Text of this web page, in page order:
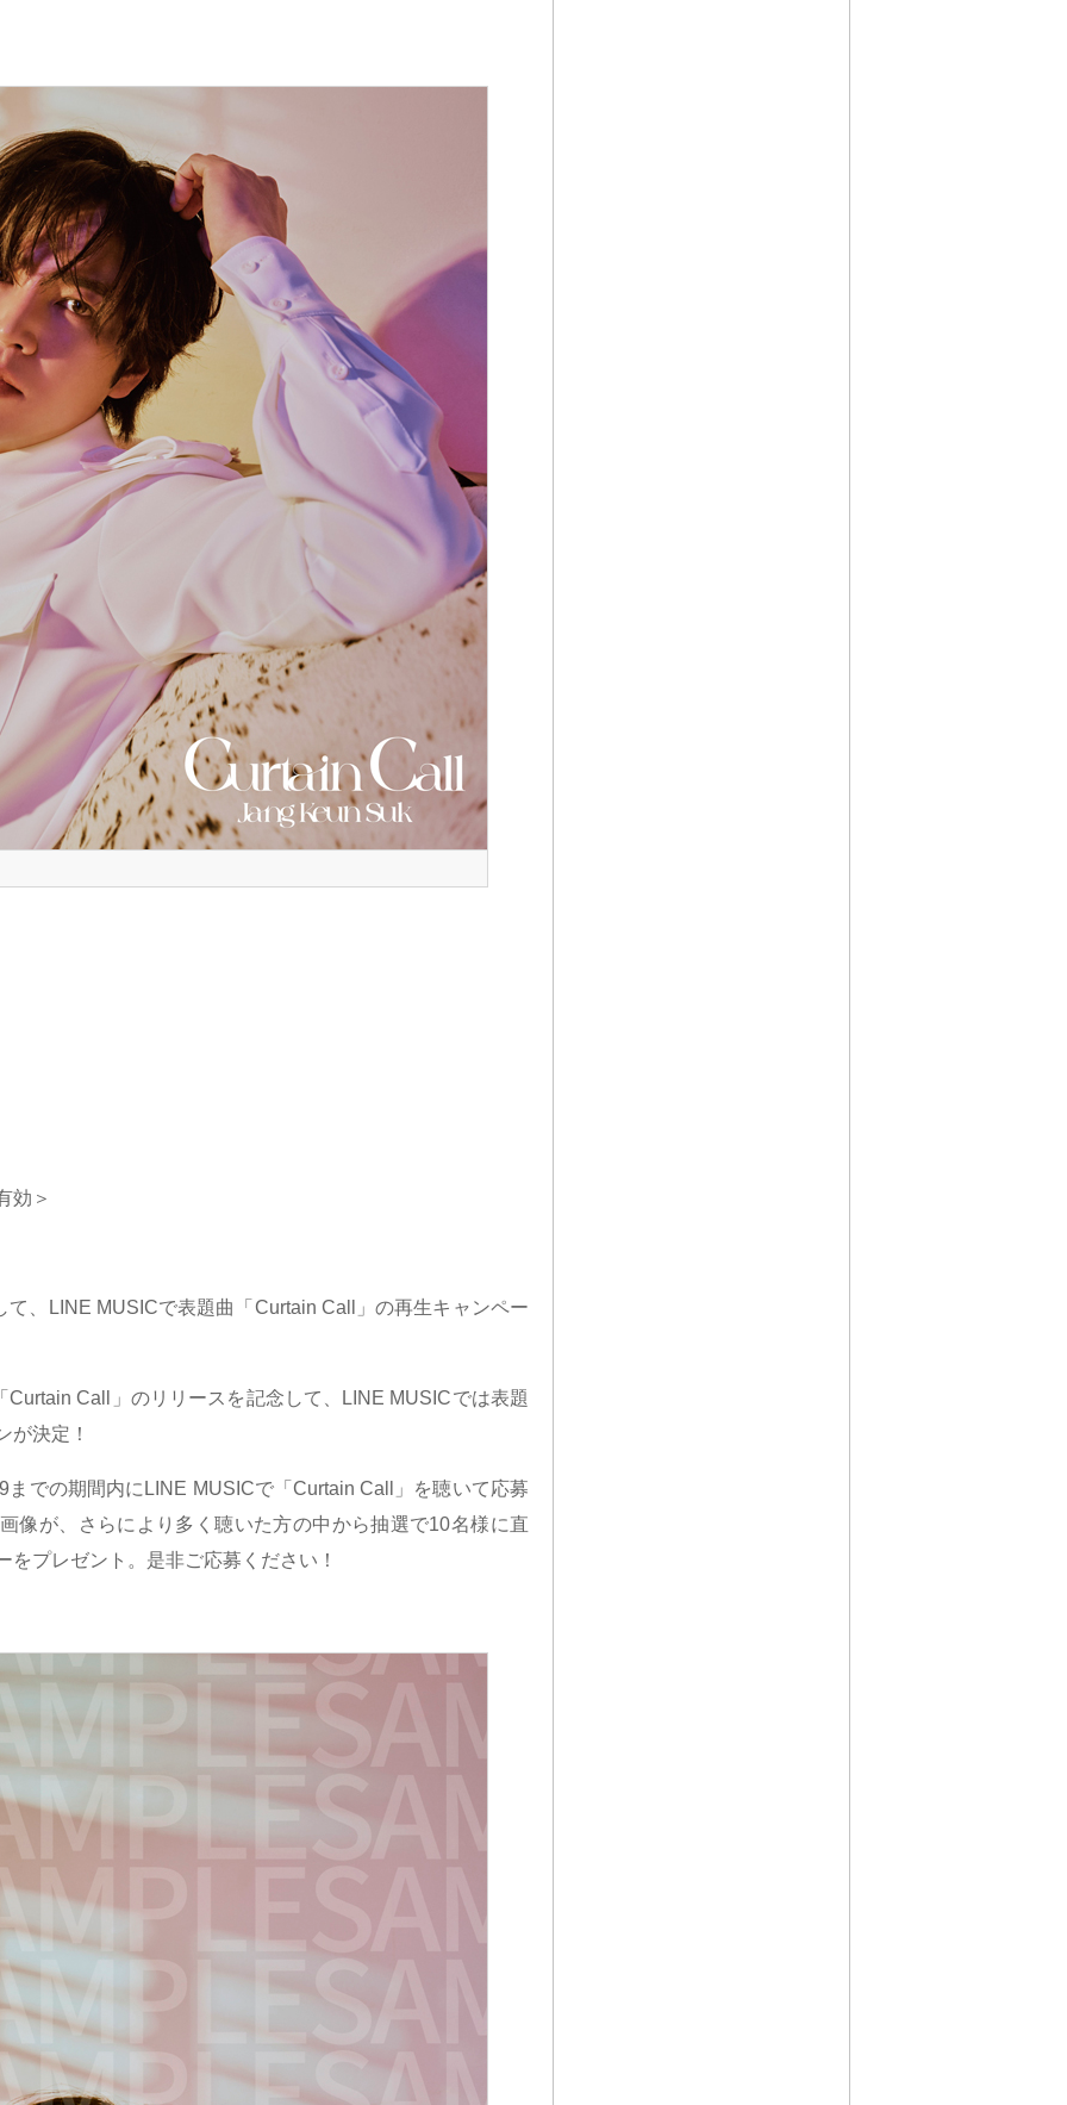
効＞
、LINE MUSICで表題曲「Curtain Call」の再生キャンペー
Call」のリリースを記念して、LINE MUSICでは表題
が決定！
までの期間内にLINE MUSICで「Curtain Call」を聴いて応募
像が、さらにより多く聴いた方の中から抽選で10名様に直
プレゼント。是非ご応募ください！